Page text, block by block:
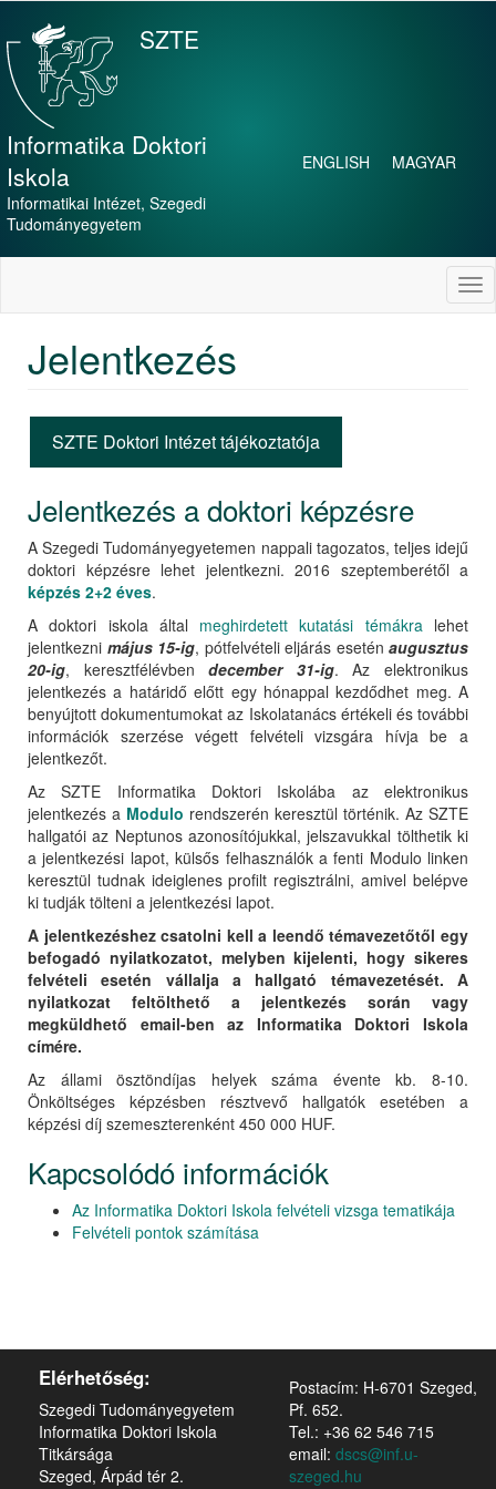
main
content
SZTE
Informatika Doktori
Iskola
Informatikai Intézet, Szegedi
Tudományegyetem
ENGLISH MAGYAR
Jelentkezés
SZTE Doktori Intézet tájékoztatója
Jelentkezés a doktori képzésre
A Szegedi Tudományegyetemen nappali tagozatos, teljes idejű
doktori képzésre lehet jelentkezni. 2016 szeptemberétől a
képzés 2+2 éves.
A doktori iskola által meghirdetett kutatási témákra lehet
jelentkezni május 15-ig, pótfelvételi eljárás esetén augusztus
20-ig, keresztfélévbendecember 31-ig. Az elektronikus
jelentkezés a határidő előtt egy hónappal kezdődhet meg. A
benyújtott dokumentumokat az Iskolatanács értékeli és további
információk szerzése végett felvételi vizsgára hívja be a
jelentkezőt.
Az SZTE Informatika Doktori Iskolába az elektronikus
jelentkezés a Modulo rendszerén keresztül történik. Az SZTE
hallgatói az Neptunos azonosítójukkal, jelszavukkal tölthetik ki
a jelentkezési lapot, külsős felhasználók a fenti Modulo linken
keresztül tudnak ideiglenes profilt regisztrálni, amivel belépve
ki tudják tölteni a jelentkezési lapot.
A jelentkezéshez csatolni kell a leendő témavezetőtől egy
befogadó nyilatkozatot, melyben kijelenti, hogy sikeres
felvételi esetén vállalja a hallgató témavezetését. A
nyilatkozat feltölthető a jelentkezés során vagy
megküldhető email-ben az Informatika Doktori Iskola
címére.
Az állami ösztöndíjas helyek száma évente kb. 8-10.
Önköltséges képzésben résztvevő hallgatók esetében a
képzési díj szemeszterenként 450 000 HUF.
Kapcsolódó információk
Az Informatika Doktori Iskola felvételi vizsga tematikája
Felvételi pontok számítása
Elérhetőség:
Szegedi Tudományegyetem
Informatika Doktori Iskola
Titkársága
Szeged, Árpád tér 2.
Postacím: H-6701 Szeged,
Pf. 652.
Tel.: +36 62 546 715
email:dscs@inf.u-
szeged.hu